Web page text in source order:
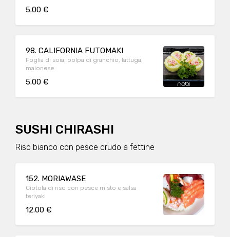
5.00 €
98. CALIFORNIA FUTOMAKI
Foglia di soia, polpa di granchio, lattuga,
maionese
5.00 €
SUSHI CHIRASHI
Riso bianco con pesce crudo a fettine
152. MORIAWASE
Ciotola di riso con pesce misto e salsa
teriyaki
12.00 €